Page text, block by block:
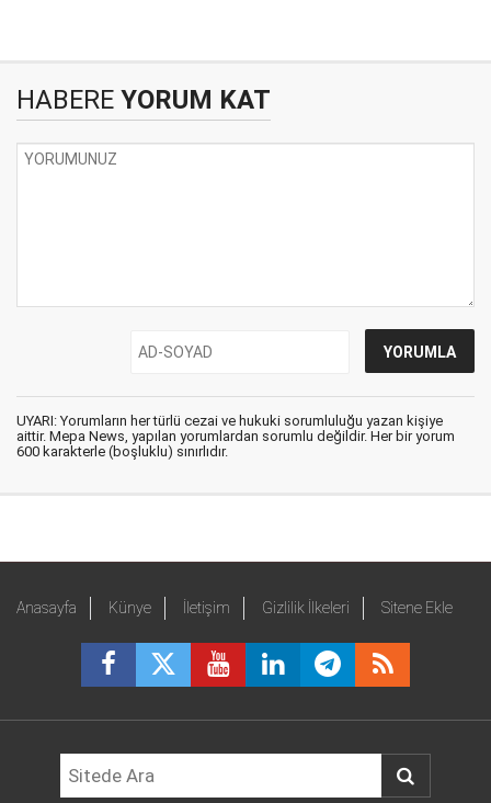
HABERE YORUM KAT
UYARI: Yorumların her türlü cezai ve hukuki sorumluluğu yazan kişiye
aittir. Mepa News, yapılan yorumlardan sorumlu değildir. Her bir yorum
600 karakterle (boşluklu) sınırlıdır.
Anasayfa Künye İletişim Gizlilik İlkeleri Sitene Ekle